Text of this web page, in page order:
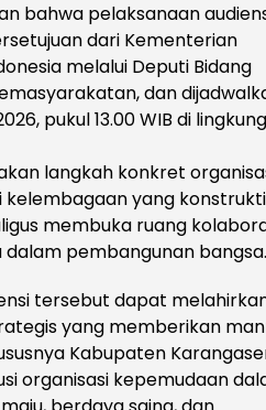
bahwa pelaksanaan
dari Kementerian
melalui Deputi Bidang
dan
pukul 13.00 WIB di
langkah konkret
yang
membuka ruang
pembangunan bangsa.
tersebut dapat
yang memberikan
Kabupaten
organisasi kepemudaan